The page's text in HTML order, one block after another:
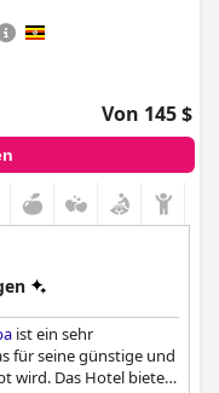
Von 145 $
ist ein sehr
für seine günstige und
wird. Das Hotel bietet